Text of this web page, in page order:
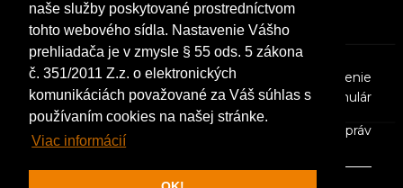
naše služby poskytované prostredníctvom
tohto webového sídla. Nastavenie Vášho
prehliadača je v zmysle § 55 ods. 5 zákona
č. 351/2011 Z.z. o elektronických
komunikáciách považované za Váš súhlas s
používaním cookies na našej stránke.
Viac informácií
Podmienky ochrany súkromia| Informačné poučenie
– Kontaktný formulár
Cookies Formulár pre uplatnenie GDPR práv